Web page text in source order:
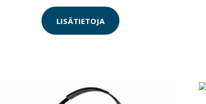
LISÄTIETOJA